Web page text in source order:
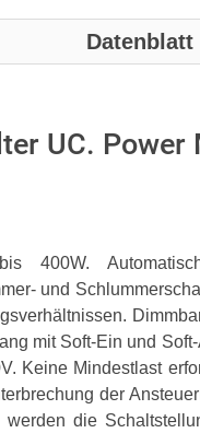
Datenblatt
UC. Power
400W.
und
mit Soft-Ein und
Keine Mindestlast
der
die